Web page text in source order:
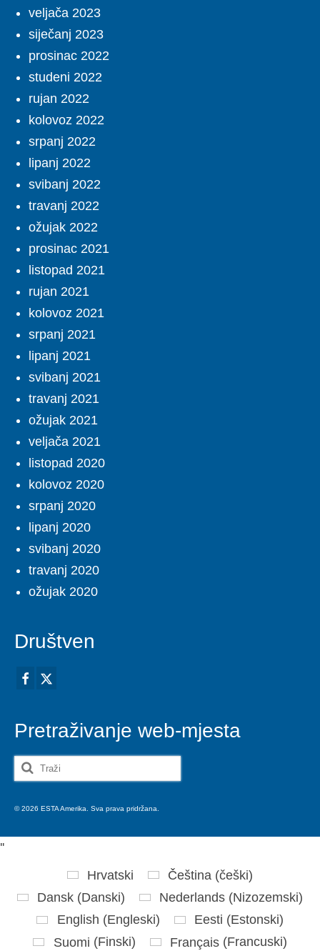
veljača 2023
siječanj 2023
prosinac 2022
studeni 2022
rujan 2022
kolovoz 2022
srpanj 2022
lipanj 2022
svibanj 2022
travanj 2022
ožujak 2022
prosinac 2021
listopad 2021
rujan 2021
kolovoz 2021
srpanj 2021
lipanj 2021
svibanj 2021
travanj 2021
ožujak 2021
veljača 2021
listopad 2020
kolovoz 2020
srpanj 2020
lipanj 2020
svibanj 2020
travanj 2020
ožujak 2020
Društven
Pretraživanje web-mjesta
Search
for:
© 2026 ESTA Amerika. Sva prava pridržana.
''
Hrvatski
Čeština (češki)
Dansk (Danski) Nederlands (Nizozemski)
English (Engleski) Eesti (Estonski)
Suomi (Finski) Français(Francuski)